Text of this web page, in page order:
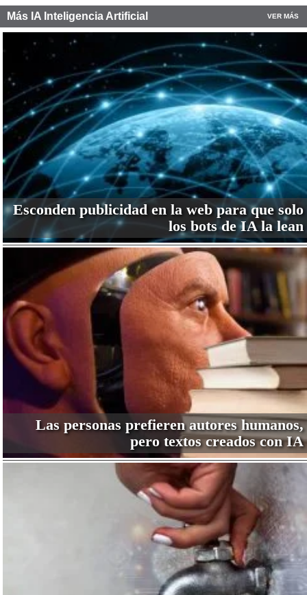
Más IA Inteligencia Artificial VER MÁS
Esconden publicidad en la web para que solo
los bots de IA la lean
Las personas prefieren autores humanos,
pero textos creados con IA